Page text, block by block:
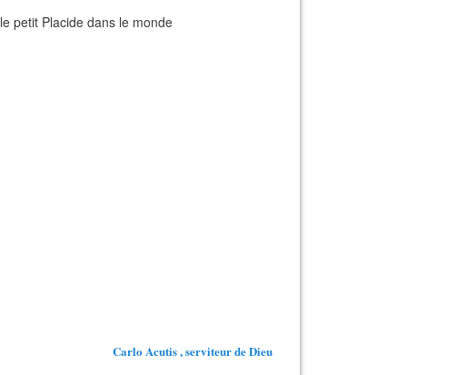
le petit Placide dans le monde
Carlo Acutis , serviteur de Dieu